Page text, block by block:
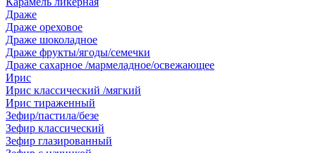
Драже
Драже ореховое
Драже шоколадное
Драже фрукты/ягоды/семечки
Драже сахарное /мармеладное/освежающее
Ирис
Ирис классический /мягкий
Ирис тираженный
Зефир/пастила/безе
Зефир классический
Зефир глазированный